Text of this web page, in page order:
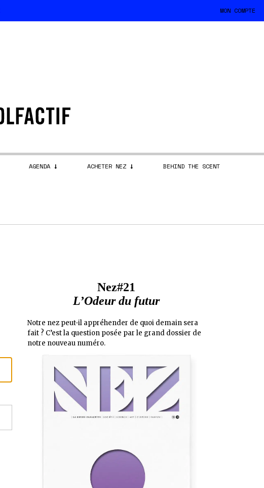
MON COMPTE
AGENDA ACHETER NEZ BEHIND THE SCENT
Nez#21
L’Odeur du futur
Notre nez peut-il appréhender de quoi demain sera
fait ? C’est la question posée par le grand dossier de
notre nouveau numéro.